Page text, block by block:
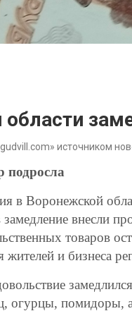
источником
подросла
в Воронежской
внесли
товаров
и бизнеса
огурцы, помидоры,